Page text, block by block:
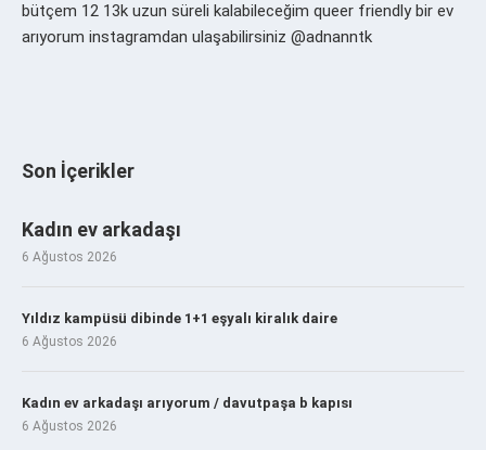
bütçem 12 13k uzun süreli kalabileceğim queer friendly bir ev
arıyorum instagramdan ulaşabilirsiniz @adnanntk
Son İçerikler
Kadın ev arkadaşı
6 Ağustos 2026
Yıldız kampüsü dibinde 1+1 eşyalı kiralık daire
6 Ağustos 2026
Kadın ev arkadaşı arıyorum / davutpaşa b kapısı
6 Ağustos 2026